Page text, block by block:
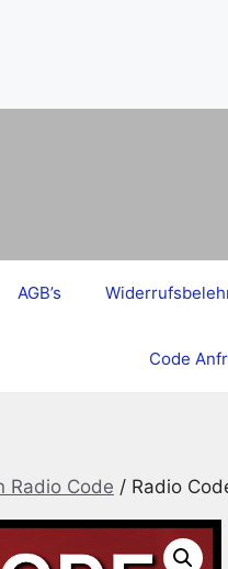
AGB’s
Code
Radio Code / Radio